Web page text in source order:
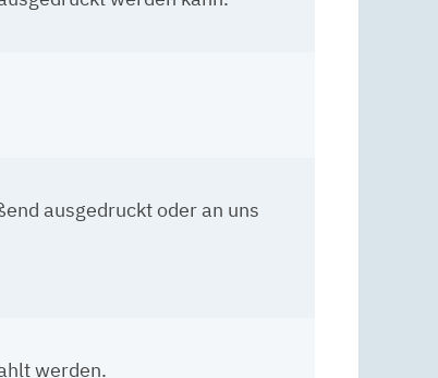
ausgedruckt oder an uns
werden.